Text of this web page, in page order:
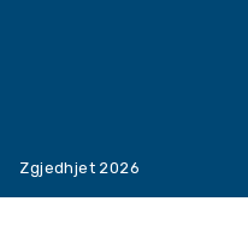
Zgjedhjet 2026